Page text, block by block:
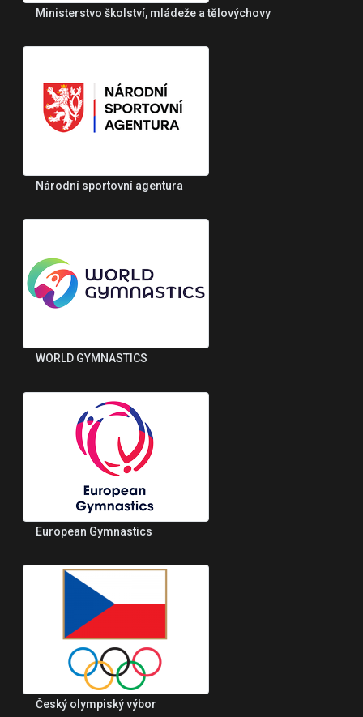
Ministerstvo školství, mládeže a tělovýchovy
Národní sportovní agentura
WORLD GYMNASTICS
European Gymnastics
Český olympiský výbor